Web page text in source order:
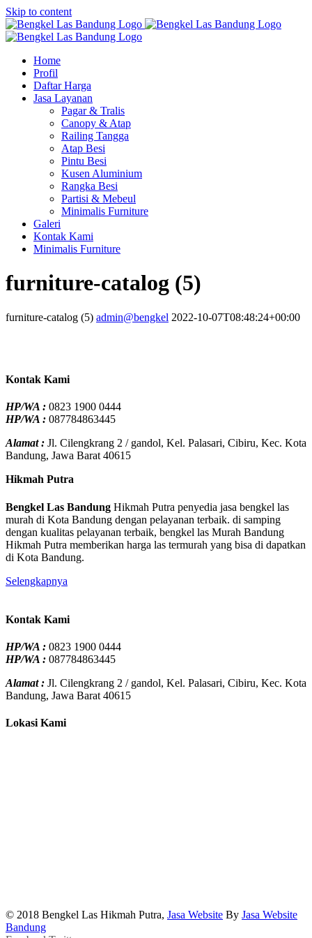
Skip to content
Home
Profil
Daftar Harga
Jasa Layanan
Pagar & Tralis
Canopy & Atap
Railing Tangga
Atap Besi
Pintu Besi
Kusen Aluminium
Rangka Besi
Partisi & Mebeul
Minimalis Furniture
Galeri
Kontak Kami
Minimalis Furniture
furniture-catalog (5)
furniture-catalog (5) admin@bengkel 2022-10-07T08:48:24+00:00
Kontak Kami
HP/WA : 0823 1900 0444
HP/WA : 087784863445
Alamat : Jl. Cilengkrang 2 / gandol, Kel. Palasari, Cibiru, Kec. Kota
Bandung, Jawa Barat 40615
Hikmah Putra
Bengkel Las Bandung Hikmah Putra penyedia jasa bengkel las
murah di Kota Bandung dengan pelayanan terbaik. di samping
dengan kualitas pelayanan terbaik, bengkel las Murah Bandung
Hikmah Putra memberikan harga las termurah yang bisa di dapatkan
di Kota Bandung.
Selengkapnya
Kontak Kami
HP/WA : 0823 1900 0444
HP/WA : 087784863445
Alamat : Jl. Cilengkrang 2 / gandol, Kel. Palasari, Cibiru, Kec. Kota
Bandung, Jawa Barat 40615
Lokasi Kami
© 2018 Bengkel Las Hikmah Putra, Jasa Website By Jasa Website
Bandung